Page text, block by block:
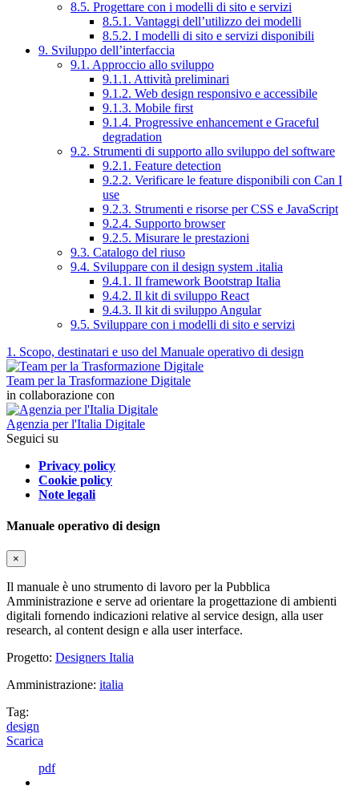
8.5. Progettare con i modelli di sito e servizi
8.5.1. Vantaggi dell’utilizzo dei modelli
8.5.2. I modelli di sito e servizi disponibili
9. Sviluppo dell’interfaccia
9.1. Approccio allo sviluppo
9.1.1. Attività preliminari
9.1.2. Web design responsivo e accessibile
9.1.3. Mobile first
9.1.4. Progressive enhancement e Graceful
degradation
9.2. Strumenti di supporto allo sviluppo del software
9.2.1. Feature detection
9.2.2. Verificare le feature disponibili con Can I
use
9.2.3. Strumenti e risorse per CSS e JavaScript
9.2.4. Supporto browser
9.2.5. Misurare le prestazioni
9.3. Catalogo del riuso
9.4. Sviluppare con il design system .italia
9.4.1. Il framework Bootstrap Italia
9.4.2. Il kit di sviluppo React
9.4.3. Il kit di sviluppo Angular
9.5. Sviluppare con i modelli di sito e servizi
1. Scopo, destinatari e uso del Manuale operativo di design
Team per la Trasformazione Digitale
in collaborazione con
Agenzia per l'Italia Digitale
Seguici su
Privacy policy
Cookie policy
Note legali
Manuale operativo di design
×
Il manuale è uno strumento di lavoro per la Pubblica
Amministrazione e serve ad orientare la progettazione di ambienti
digitali fornendo indicazioni relative al service design, alla user
research, al content design e alla user interface.
Progetto: Designers Italia
Amministrazione: italia
Tag:
design
Scarica
pdf